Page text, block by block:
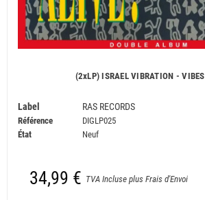
(2xLP) ISRAEL VIBRATION -
Label RAS RECORDS
Référence
DIGLP025
État
Neuf
34,99 € TVA Incluse plus Frais d'Envoi